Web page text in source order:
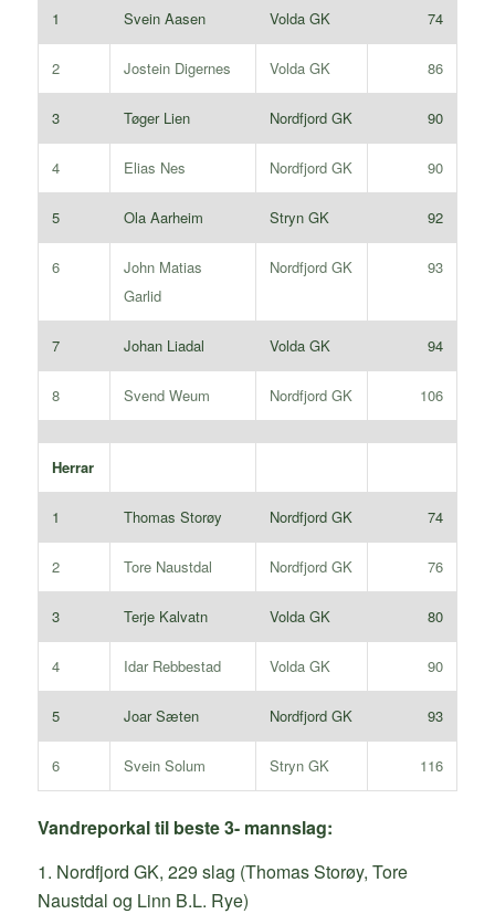
1 Svein Aasen Volda GK 74
2 Jostein Digernes Volda GK 86
3 Tøger Lien Nordfjord GK 90
4 Elias Nes Nordfjord GK 90
5 Ola Aarheim Stryn GK 92
6
John Matias
Garlid
Nordfjord GK 93
7 Johan Liadal Volda GK 94
8 Svend Weum Nordfjord GK 106
Herrar
1 Thomas Storøy Nordfjord GK 74
2 Tore Naustdal Nordfjord GK 76
3 Terje Kalvatn Volda GK 80
4 Idar Rebbestad Volda GK 90
5 Joar Sæten Nordfjord GK 93
6 Svein Solum Stryn GK 116
Vandreporkal til beste 3- mannslag:
1. Nordfjord GK, 229 slag (Thomas Storøy, Tore
Naustdal og Linn B.L. Rye)